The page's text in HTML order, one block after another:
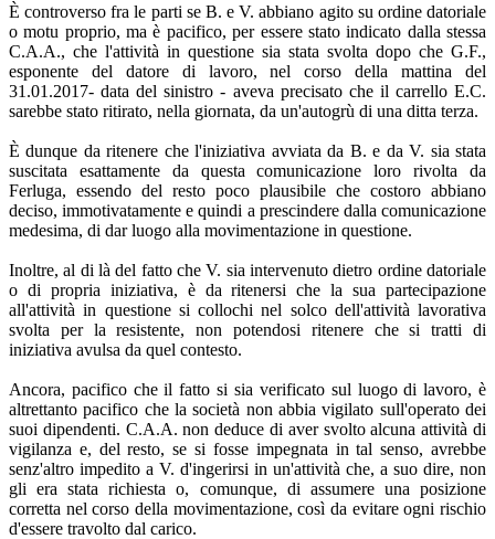
È controverso fra le parti se B. e V. abbiano agito su ordine datoriale
o motu proprio, ma è pacifico, per essere stato indicato dalla stessa
C.A.A., che l'attività in questione sia stata svolta dopo che G.F.,
esponente del datore di lavoro, nel corso della mattina del
31.01.2017- data del sinistro - aveva precisato che il carrello E.C.
sarebbe stato ritirato, nella giornata, da un'autogrù di una ditta terza.
È dunque da ritenere che l'iniziativa avviata da B. e da V. sia stata
suscitata esattamente da questa comunicazione loro rivolta da
Ferluga, essendo del resto poco plausibile che costoro abbiano
deciso, immotivatamente e quindi a prescindere dalla comunicazione
medesima, di dar luogo alla movimentazione in questione.
Inoltre, al di là del fatto che V. sia intervenuto dietro ordine datoriale
o di propria iniziativa, è da ritenersi che la sua partecipazione
all'attività in questione si collochi nel solco dell'attività lavorativa
svolta per la resistente, non potendosi ritenere che si tratti di
iniziativa avulsa da quel contesto.
Ancora, pacifico che il fatto si sia verificato sul luogo di lavoro, è
altrettanto pacifico che la società non abbia vigilato sull'operato dei
suoi dipendenti. C.A.A. non deduce di aver svolto alcuna attività di
vigilanza e, del resto, se si fosse impegnata in tal senso, avrebbe
senz'altro impedito a V. d'ingerirsi in un'attività che, a suo dire, non
gli era stata richiesta o, comunque, di assumere una posizione
corretta nel corso della movimentazione, così da evitare ogni rischio
d'essere travolto dal carico.